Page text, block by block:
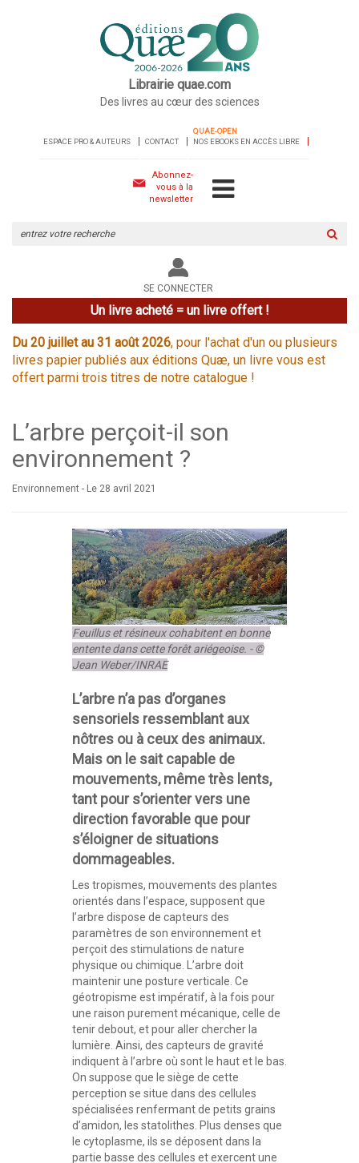
Librairie quae.com
Des livres au cœur des sciences
ESPACE PRO & AUTEURS CONTACT
QUAE-OPEN
NOS EBOOKS EN ACCÈS LIBRE
Abonnez-
vous à la
newsletter
le
site
SE CONNECTER
Un livre acheté = un livre offert !
Du 20 juillet au 31 août 2026, pour l'achat d'un ou plusieurs
livres papier publiés aux éditions Quæ, un livre vous est
offert parmi trois titres de notre catalogue !
L’arbre perçoit-il son
environnement ?
Environnement - Le 28 avril 2021
Feuillus et résineux cohabitent en bonne
entente dans cette forêt ariégeoise. - ©
Jean Weber/INRAE
L’arbre n’a pas d’organes
sensoriels ressemblant aux
nôtres ou à ceux des animaux.
Mais on le sait capable de
mouvements, même très lents,
tant pour s’orienter vers une
direction favorable que pour
s’éloigner de situations
dommageables.
Les tropismes, mouvements des plantes
orientés dans l’espace, supposent que
l’arbre dispose de capteurs des
paramètres de son environnement et
perçoit des stimulations de nature
physique ou chimique. L’arbre doit
maintenir une posture verticale. Ce
géotropisme est impératif, à la fois pour
une raison purement mécanique, celle de
tenir debout, et pour aller chercher la
lumière. Ainsi, des capteurs de gravité
indiquent à l’arbre où sont le haut et le bas.
On suppose que le siège de cette
perception se situe dans des cellules
spécialisées renfermant de petits grains
d’amidon, les statolithes. Plus denses que
le cytoplasme, ils se déposent dans la
partie basse des cellules et exercent une